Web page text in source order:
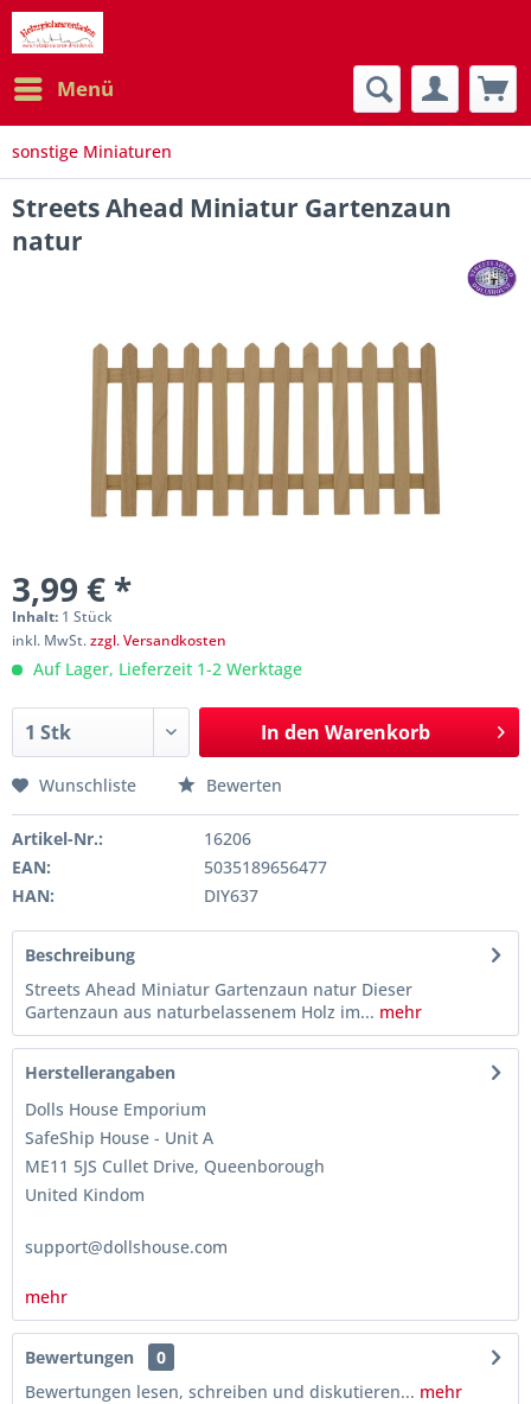
Menü
sonstige Miniaturen
Streets Ahead Miniatur Gartenzaun
natur
3,99 € *
Inhalt: 1 Stück
inkl. MwSt.zzgl. Versandkosten
Auf Lager, Lieferzeit 1-2 Werktage
In den Warenkorb
Wunschliste Bewerten
Artikel-Nr.:
16206
EAN:
5035189656477
HAN:
DIY637
Beschreibung
Streets Ahead Miniatur Gartenzaun natur Dieser
Gartenzaun aus naturbelassenem Holz im... mehr
Herstellerangaben
Dolls House Emporium
SafeShip House - Unit A
ME11 5JS Cullet Drive, Queenborough
United Kindom
support@dollshouse.com
mehr
Bewertungen
0
Bewertungen lesen, schreiben und diskutieren... mehr